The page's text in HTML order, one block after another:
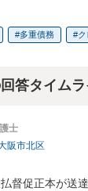
多重債務
答タイム
士
阪市北区
督促正本が送